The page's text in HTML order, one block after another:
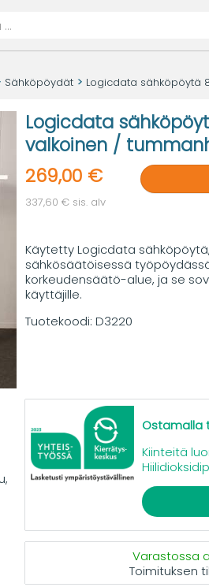
Sähköpöydät Logicdata sähköpöytä
Logicdata
valkoinen /
269,00 €
337,60 € sis. alv
Käytetty Logicdata
sähkösäätöisessä
korkeudensäätö-alue, ja se
käyttäjille.
Tuotekoodi: D3220
Kiinteitä
Varastossa
Toimituksen